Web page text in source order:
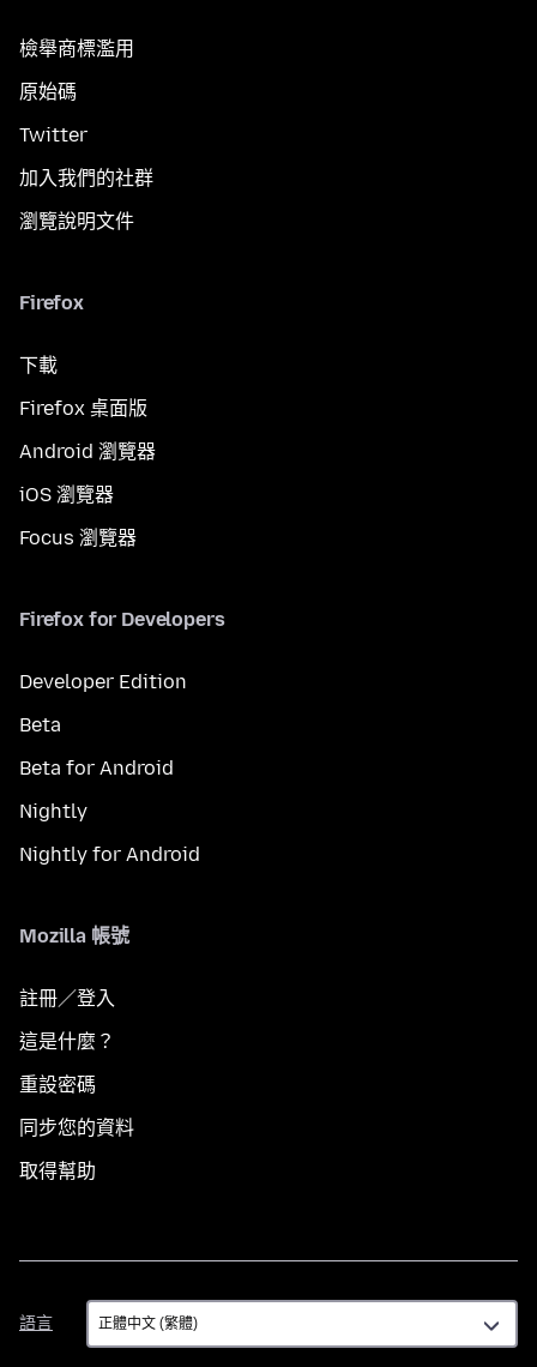
檢舉商標濫用
原始碼
Twitter
加入我們的社群
瀏覽說明文件
Firefox
下載
Firefox 桌面版
Android 瀏覽器
iOS 瀏覽器
Focus 瀏覽器
Firefox for Developers
Developer Edition
Beta
Beta for Android
Nightly
Nightly for Android
Mozilla 帳號
註冊／登入
這是什麼？
重設密碼
同步您的資料
取得幫助
語言
語
言